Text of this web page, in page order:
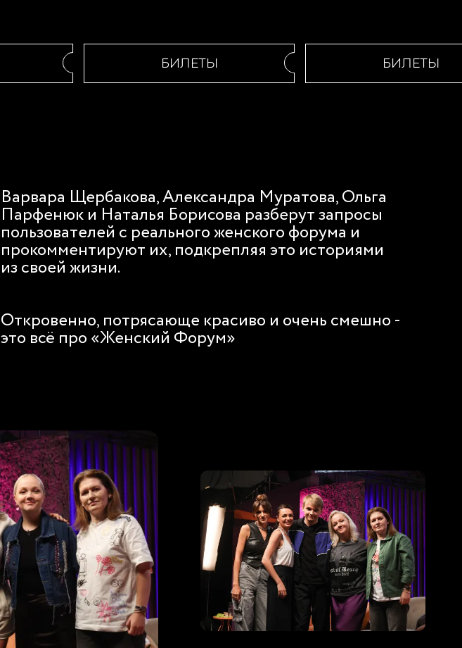
БИЛЕТЫ БИЛЕТЫ
Варвара Щербакова, Александра Муратова, Ольга
Парфенюк и Наталья Борисова разберут запросы
пользователей с реального женского форума и
прокомментируют их, подкрепляя это историями
из своей жизни.
Откровенно, потрясающе красиво и очень смешно -
это всё про «Женский Форум»